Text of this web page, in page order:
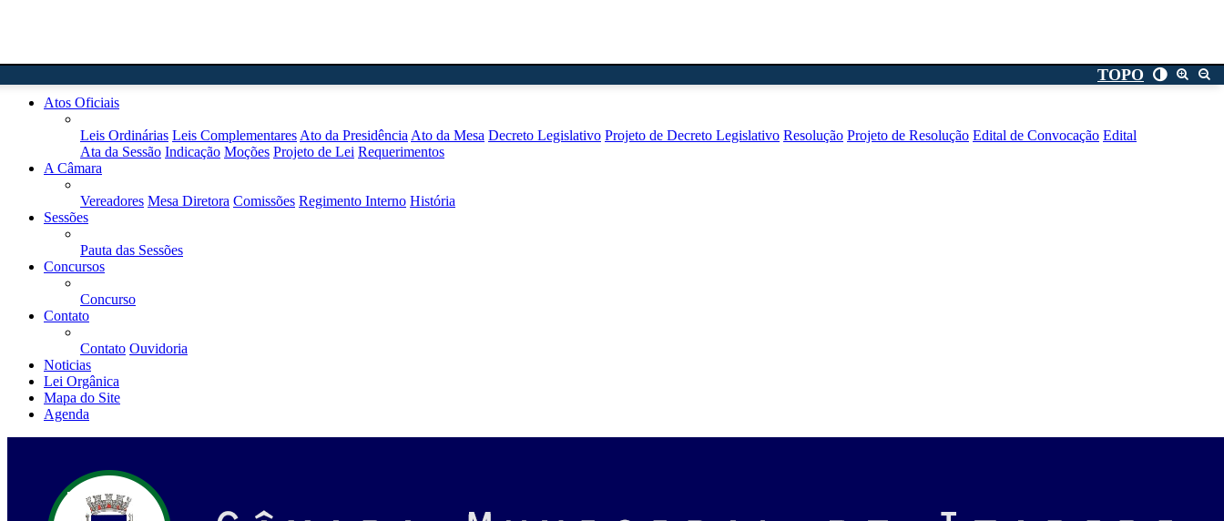
TOPO
Atos Oficiais
Leis Ordinárias Leis Complementares Ato da Presidência Ato da Mesa Decreto Legislativo Projeto de Decreto Legislativo Resolução Projeto de Resolução Edital de Convocação Edital
Ata da Sessão Indicação Moções Projeto de Lei Requerimentos
A Câmara
Vereadores Mesa Diretora Comissões Regimento Interno História
Sessões
Pauta das Sessões
Concursos
Concurso
Contato
Contato Ouvidoria
Noticias
Lei Orgânica
Mapa do Site
Agenda